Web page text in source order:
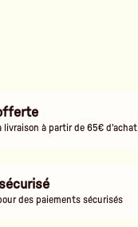
livraison à partir de 65€ d'achat
des paiements sécurisés